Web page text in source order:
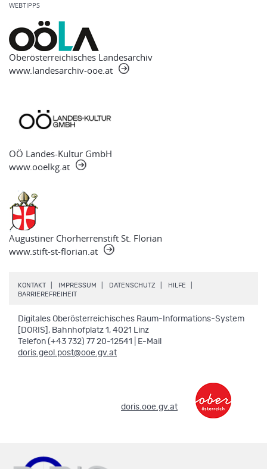
WEBTIPPS
Oberösterreichisches Landesarchiv
www.landesarchiv-ooe.at
OÖ Landes-Kultur GmbH
www.ooelkg.at
Augustiner Chorherrenstift St. Florian
www.stift-st-florian.at
KONTAKT IMPRESSUM DATENSCHUTZ HILFE
BARRIEREFREIHEIT.
Digitales Oberösterreichisches Raum-Informations-System
[DORIS], Bahnhofplatz 1, 4021 Linz
Telefon (+43 732) 77 20-12541 | E-Mail
doris.geol.post@ooe.gv.at
doris.ooe.gv.at.